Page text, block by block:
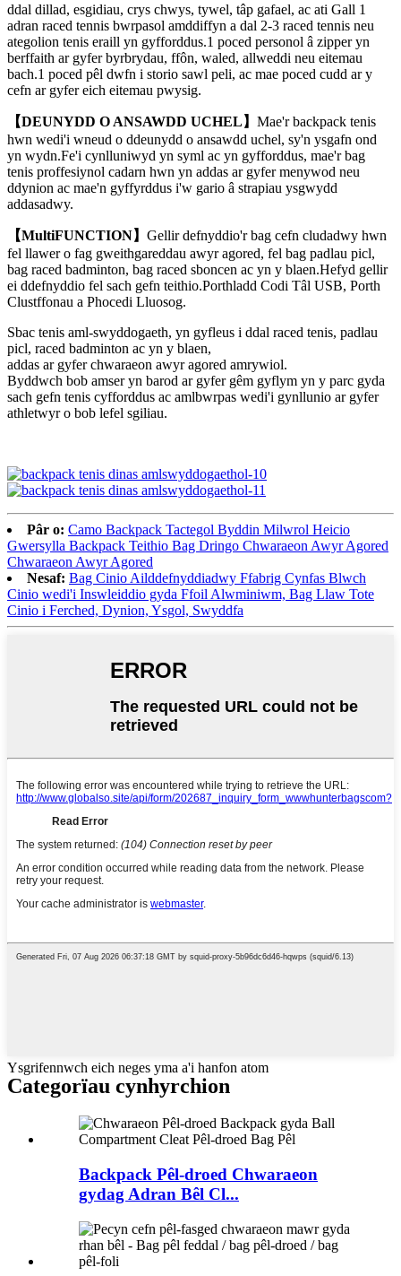
ddal dillad, esgidiau, crys chwys, tywel, tâp gafael, ac ati Gall 1
adran raced tennis bwrpasol amddiffyn a dal 2-3 raced tennis neu
ategolion tenis eraill yn gyfforddus.1 poced personol â zipper yn
berffaith ar gyfer byrbrydau, ffôn, waled, allweddi neu eitemau
bach.1 poced pêl dwfn i storio sawl peli, ac mae poced cudd ar y
cefn ar gyfer eich eitemau pwysig.
【DEUNYDD O ANSAWDD UCHEL】 Mae'r backpack tenis
hwn wedi'i wneud o ddeunydd o ansawdd uchel, sy'n ysgafn ond
yn wydn.Fe'i cynlluniwyd yn syml ac yn gyfforddus, mae'r bag
tenis proffesiynol cadarn hwn yn addas ar gyfer menywod neu
ddynion ac mae'n gyffyrddus i'w gario â strapiau ysgwydd
addasadwy.
【MultiFUNCTION】 Gellir defnyddio'r bag cefn cludadwy hwn
fel llawer o fag gweithgareddau awyr agored, fel bag padlau picl,
bag raced badminton, bag raced sboncen ac yn y blaen.Hefyd gellir
ei ddefnyddio fel sach gefn teithio.Porthladd Codi Tâl USB, Porth
Clustffonau a Phocedi Lluosog.
Sbac tenis aml-swyddogaeth, yn gyfleus i ddal raced tenis, padlau
picl, raced badminton ac yn y blaen,
addas ar gyfer chwaraeon awyr agored amrywiol.
Byddwch bob amser yn barod ar gyfer gêm gyflym yn y parc gyda
sach gefn tenis cyfforddus ac amlbwrpas wedi'i gynllunio ar gyfer
athletwyr o bob lefel sgiliau.
Pâr o: Camo Backpack Tactegol Byddin Milwrol Heicio
Gwersylla Backpack Teithio Bag Dringo Chwaraeon Awyr Agored
Chwaraeon Awyr Agored
Nesaf: Bag Cinio Ailddefnyddiadwy Ffabrig Cynfas Blwch
Cinio wedi'i Inswleiddio gyda Ffoil Alwminiwm, Bag Llaw Tote
Cinio i Ferched, Dynion, Ysgol, Swyddfa
Ysgrifennwch eich neges yma a'i hanfon atom
Categorïau cynhyrchion
Backpack Pêl-droed Chwaraeon
gydag Adran Bêl Cl...